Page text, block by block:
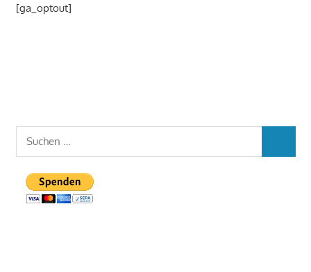
[ga_optout]
Suchen